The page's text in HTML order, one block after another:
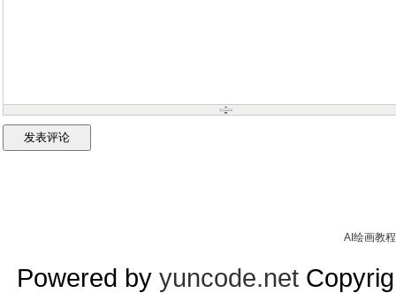
AI绘画教程
Powered by yuncode.net